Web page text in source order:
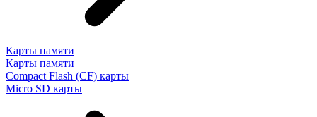
Карты памяти
Карты памяти
Compact Flash (CF) карты
Micro SD карты